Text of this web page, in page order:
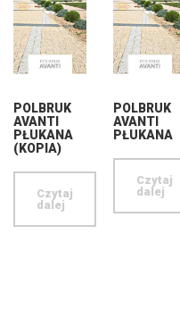
POLBRUK
AVANTI
PŁUKANA
(KOPIA)
Czytaj
dalej
POLBRUK
AVANTI
PŁUKANA
Czytaj
dalej